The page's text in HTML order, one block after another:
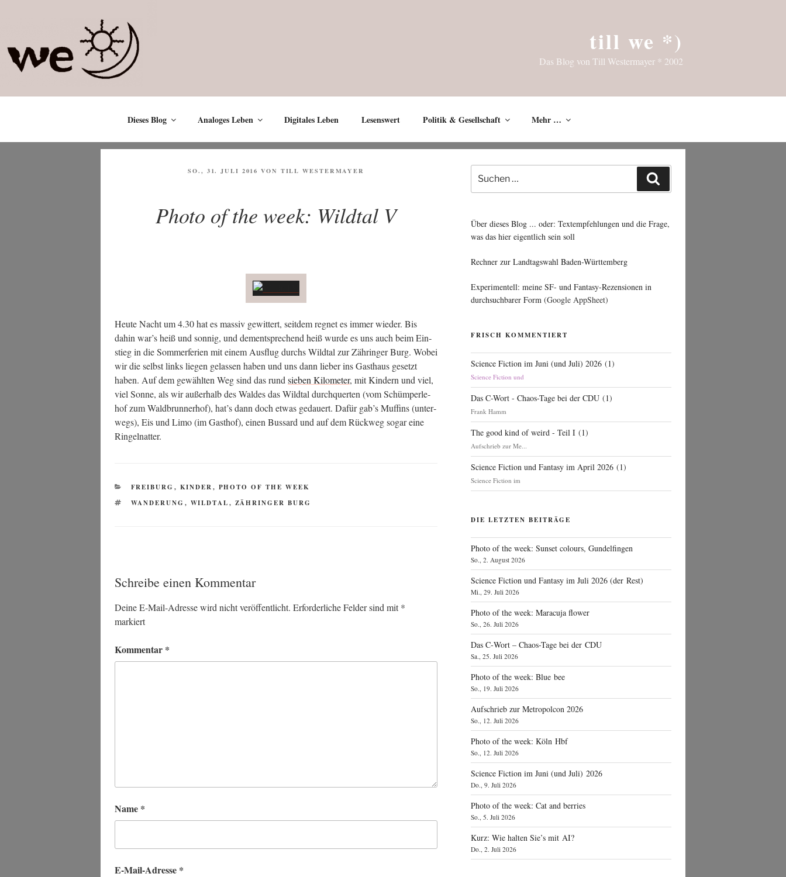
till we *)
Das Blog von Till Westermayer * 2002
Dieses Blog Analoges Leben Digitales Leben Lesenswert Politik & Gesellschaft Mehr …
VERÖFFENTLICHT
SO., 31. JULI 2016 VON TILL WESTERMAYER
Photo of the week: Wildtal V
Heu­te Nacht um 4.30 hat es mas­siv gewit­tert, seit­dem reg­net es immer wie­der. Bis
dahin war’s heiß und son­nig, und dem­entspre­chend heiß wur­de es uns auch beim Ein­
stieg in die Som­mer­fe­ri­en mit einem Aus­flug durchs Wild­tal zur Zäh­rin­ger Burg. Wobei
wir die selbst links lie­gen gelas­sen haben und uns dann lie­ber ins Gast­haus gesetzt
haben. Auf dem gewähl­ten Weg sind das rund sie­ben Kilo­me­ter, mit Kin­dern und viel,
viel Son­ne, als wir außer­halb des Wal­des das Wild­tal durch­quer­ten (vom Schüm­per­le­
hof zum Wald­brun­ner­hof), hat’s dann doch etwas gedau­ert. Dafür gab’s Muf­fins (unter­
wegs), Eis und Limo (im Gast­hof), einen Bus­sard und auf dem Rück­weg sogar eine
Ringelnatter.
KATEGORIEN
FREIBURG , KINDER, PHOTO OF THE WEEK
SCHLAGWÖRTER
WANDERUNG , WILDTAL, ZÄHRINGER BURG
Schreibe einen Kommentar
Deine E-Mail-Adresse wird nicht veröffentlicht. Erforderliche Felder sind mit*
markiert
Kommentar *
Name *
E-Mail-Adresse *
nach:
Über dieses Blog ... oder: Textempfehlungen und die Frage,
was das hier eigentlich sein soll
Rechner zur Landtagswahl Baden-Württemberg
Experimentell: meine SF- und Fantasy-Rezensionen in
durchsuchbarer Form (Google AppSheet)
FRISCH KOMMENTIERT
Science Fiction im Juni (und Juli) 2026 (1)
Science Fiction und
Das C-Wort - Chaos-Tage bei der CDU (1)
Frank Hamm
The good kind of weird - Teil I (1)
Aufschrieb zur Me...
Science Fiction und Fantasy im April 2026 (1)
Science Fiction im
DIE LETZTEN BEITRÄGE
Photo of the week: Sunset colours, Gundelfingen
So., 2. August 2026
Science Fiction und Fantasy im Juli 2026 (der Rest)
Mi., 29. Juli 2026
Photo of the week: Maracuja flower
So., 26. Juli 2026
Das C‑Wort – Chaos-Tage bei der CDU
Sa., 25. Juli 2026
Photo of the week: Blue bee
So., 19. Juli 2026
Aufschrieb zur Metropolcon 2026
So., 12. Juli 2026
Photo of the week: Köln Hbf
So., 12. Juli 2026
Science Fiction im Juni (und Juli) 2026
Do., 9. Juli 2026
Photo of the week: Cat and berries
So., 5. Juli 2026
Kurz: Wie halten Sie’s mit AI?
Do., 2. Juli 2026